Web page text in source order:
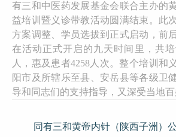
有三和中医药发展基金会联合主办的
益培训暨义诊带教活动圆满结束。此
方案调整、学员选拔到正式启动，前
在活动正式开启的九天时间里，共
人，惠及患者4258人次。整个培训和
阳市及所辖乐至县、安岳县等各级卫
导和同志们的支持指导，又深受当地百
同有三和黄帝内针（陕西子洲）